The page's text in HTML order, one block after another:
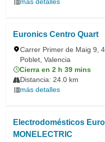
Euronics Centro Quart
Carrer Primer de Maig 9,
Poblet, Valencia
Cierra en 2 h 39 mins
Distancia: 24.0 km
más detalles
Electrodomésticos
MONELECTRIC